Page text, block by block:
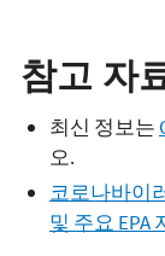
참고 자
최신 정보는
오.
코로나바이
및 주요 EPA